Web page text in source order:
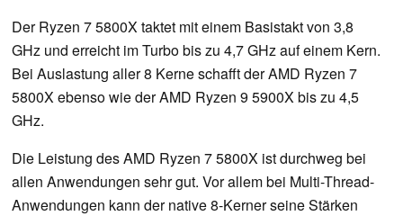
Der Ryzen 7 5800X taktet mit einem Basistakt von 3,8
GHz und erreicht im Turbo bis zu 4,7 GHz auf einem Kern.
Bei Auslastung aller 8 Kerne schafft der AMD Ryzen 7
5800X ebenso wie der AMD Ryzen 9 5900X bis zu 4,5
GHz.
Die Leistung des AMD Ryzen 7 5800X ist durchweg bei
allen Anwendungen sehr gut. Vor allem bei Multi-Thread-
Anwendungen kann der native 8-Kerner seine Stärken